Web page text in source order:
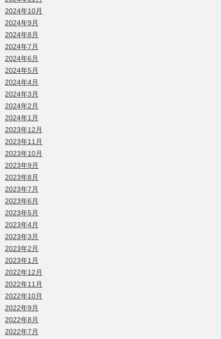
2024年10月
2024年9月
2024年8月
2024年7月
2024年6月
2024年5月
2024年4月
2024年3月
2024年2月
2024年1月
2023年12月
2023年11月
2023年10月
2023年9月
2023年8月
2023年7月
2023年6月
2023年5月
2023年4月
2023年3月
2023年2月
2023年1月
2022年12月
2022年11月
2022年10月
2022年9月
2022年8月
2022年7月